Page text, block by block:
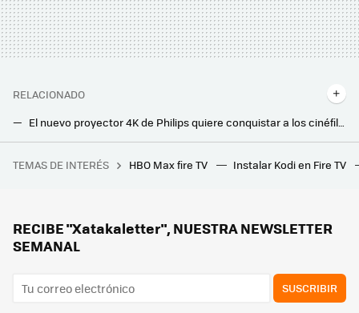
RELACIONADO
El nuevo proyector 4K de Philips quiere conquistar a los cinéfilos y jugones de la casa: hasta 120" con altavoces integrados
El nuevo proyector láser 4K de Fujifilm quiere que tengas una pantalla de 100" en casi cualquier posición
Los bloqueos de LaLiga afectan hasta a quienes necesitan buscar una farmacia de guardia
TEMAS DE INTERÉS HBO Max fire TV Instalar Kodi en Fire TV
RECIBE "Xatakaletter", NUESTRA NEWSLETTER
SEMANAL
SUSCRIBIR